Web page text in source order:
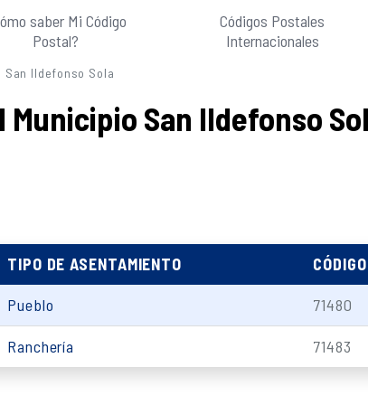
saber Mi Código
Postal?
Códigos Postales
Internacionales
San Ildefonso Sola
San Ildefonso
TIPO DE ASENTAMIENTO
Pueblo 71480
Ranchería 71483